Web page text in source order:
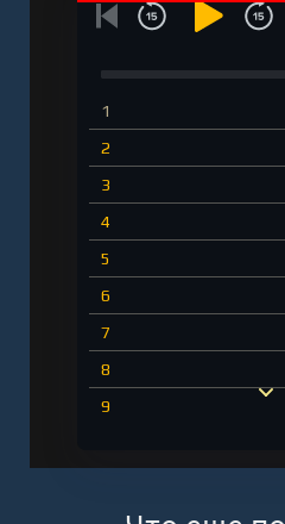
1
2
3
4
5
6
7
8
9